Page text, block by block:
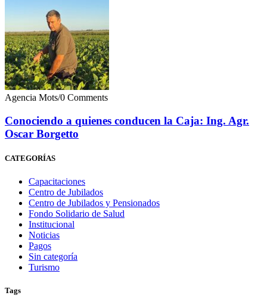
Agencia Mots/0 Comments
Conociendo a quienes conducen la Caja: Ing. Agr.
Oscar Borgetto
CATEGORÍAS
Capacitaciones
Centro de Jubilados
Centro de Jubilados y Pensionados
Fondo Solidario de Salud
Institucional
Noticias
Pagos
Sin categoría
Turismo
Tags